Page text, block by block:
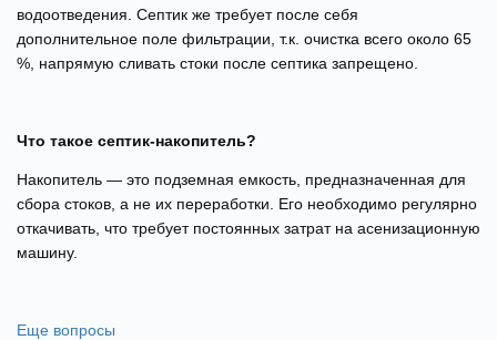
водоотведения. Септик же требует после себя
дополнительное поле фильтрации, т.к. очистка всего около 65
%, напрямую сливать стоки после септика запрещено.
Что такое септик-накопитель?
Накопитель — это подземная емкость, предназначенная для
сбора стоков, а не их переработки. Его необходимо регулярно
откачивать, что требует постоянных затрат на асенизационную
машину.
Еще вопросы